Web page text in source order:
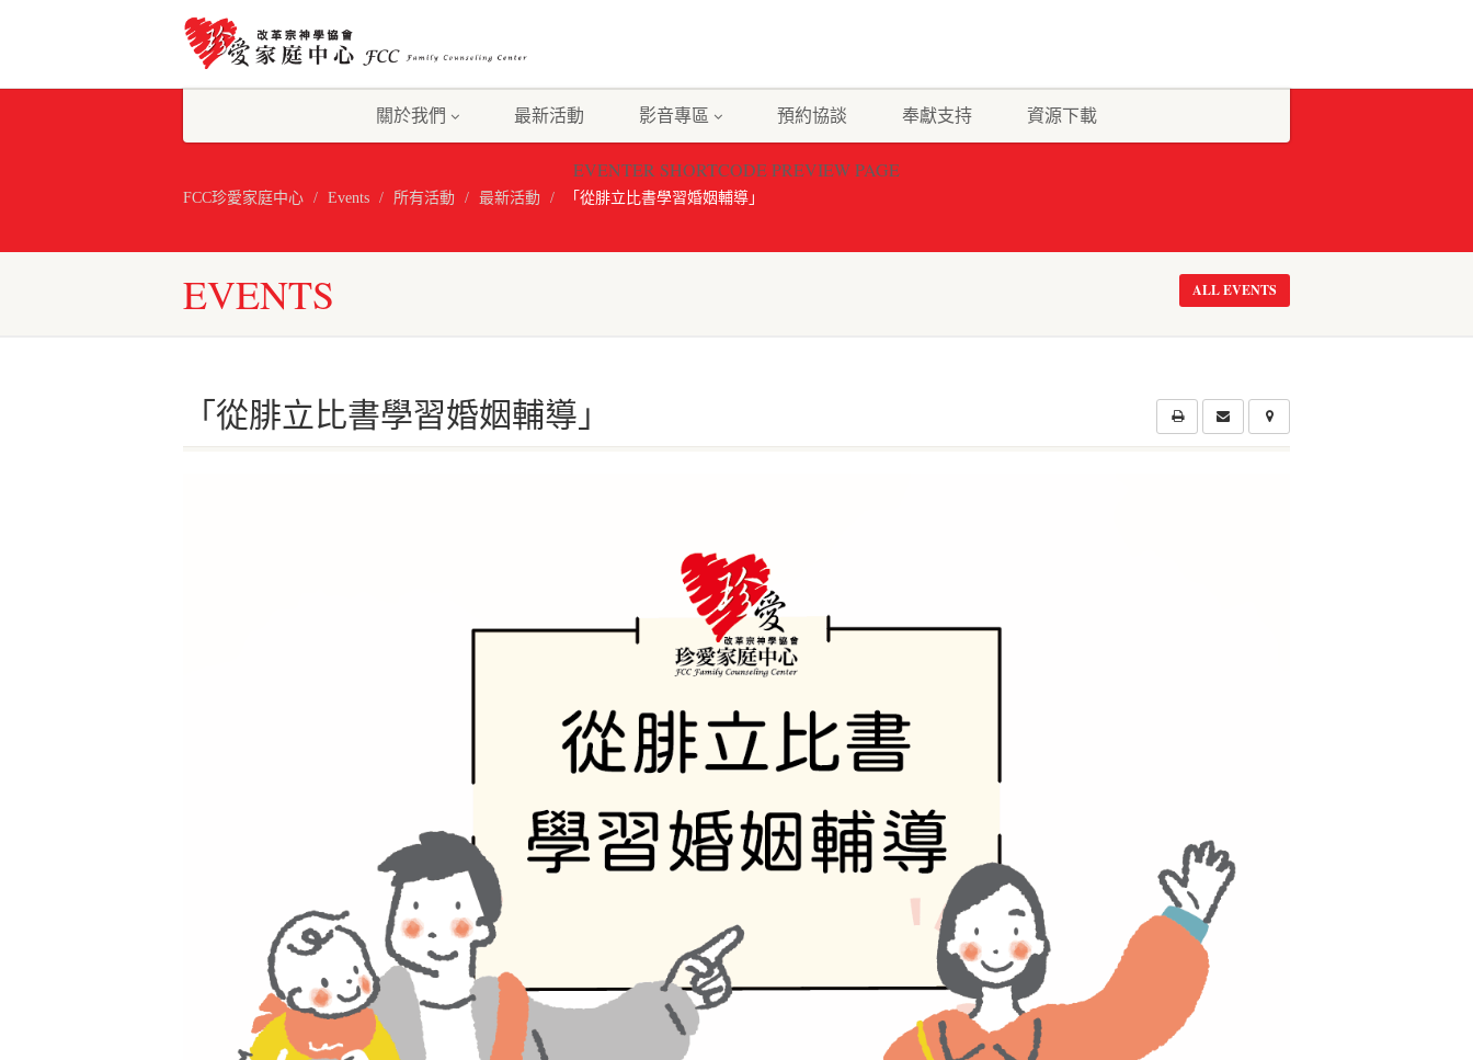
關於我們 最新活動 影音專區 預約協談 奉獻支持 資源下載
EVENTER SHORTCODE PREVIEW PAGE
FCC珍愛家庭中心 Events 所有活動 最新活動 「從腓立比書學習婚姻輔導」
EVENTS ALL EVENTS
「從腓立比書學習婚姻輔導」